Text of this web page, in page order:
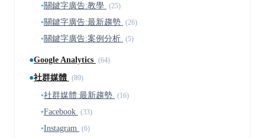
▪關鍵字廣告:教學 (25)
▪關鍵字廣告:最新趨勢 (26)
▪關鍵字廣告:案例分析 (5)
●Google Analytics (64)
●社群媒體 (89)
▪社群媒體:最新趨勢 (16)
▪Facebook (33)
▪Instagram (6)